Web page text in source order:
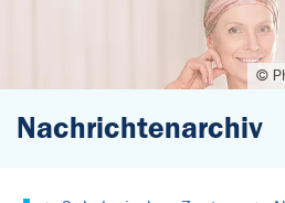
©
Nachrichtenarchiv